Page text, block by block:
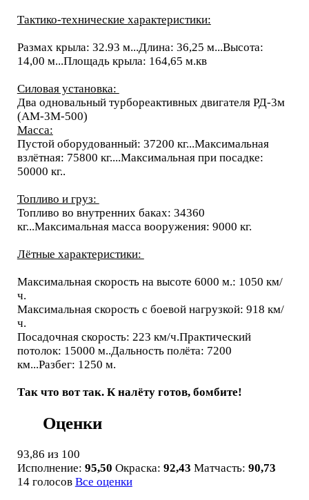
Тактико-технические характеристики:
Размах крыла: 32.93 м...Длина: 36,25 м...Высота:
14,00 м...Площадь крыла: 164,65 м.кв
Силовая установка:
Два одновальный турбореактивных двигателя РД-3м
(АМ-3М-500)
Масса:
Пустой оборудованный: 37200 кг...Максимальная
взлётная: 75800 кг....Максимальная при посадке:
50000 кг..
Топливо и груз:
Топливо во внутренних баках: 34360
кг...Максимальная масса вооружения: 9000 кг.
Лётные характеристики:
Максимальная скорость на высоте 6000 м.: 1050 км/
ч.
Максимальная скорость с боевой нагрузкой: 918 км/
ч.
Посадочная скорость: 223 км/ч.Практический
потолок: 15000 м..Дальность полёта: 7200
км...Разбег: 1250 м.
Так что вот так. К налёту готов, бомбите!
Оценки
93,86 из 100
Исполнение: 95,50 Окраска: 92,43 Матчасть: 90,73
14 голосов Все оценки